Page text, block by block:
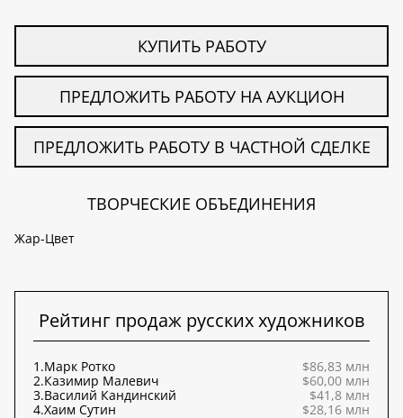
КУПИТЬ РАБОТУ
ПРЕДЛОЖИТЬ РАБОТУ НА АУКЦИОН
ПРЕДЛОЖИТЬ РАБОТУ В ЧАСТНОЙ СДЕЛКЕ
ТВОРЧЕСКИЕ ОБЪЕДИНЕНИЯ
Жар-Цвет
Рейтинг продаж русских художников
1.Марк Ротко
$86,83 млн
2.Казимир Малевич
$60,00 млн
3.Василий Кандинский
$41,8 млн
4.Хаим Сутин
$28,16 млн